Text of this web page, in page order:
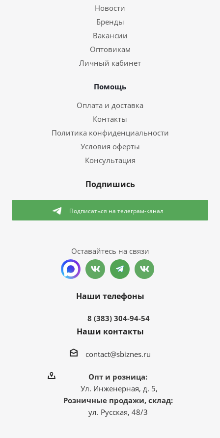
Новости
Бренды
Вакансии
Оптовикам
Личный кабинет
Помощь
Оплата и доставка
Контакты
Политика конфиденциальности
Условия оферты
Консультация
Подпишись
Подписаться на телеграм-канал
Оставайтесь на связи
Наши телефоны
8 (383) 304-94-54
Наши контакты
contact@sbiznes.ru
Опт и розница:
Ул. Инженерная, д. 5,
Розничные продажи, склад:
ул. Русская, 48/3